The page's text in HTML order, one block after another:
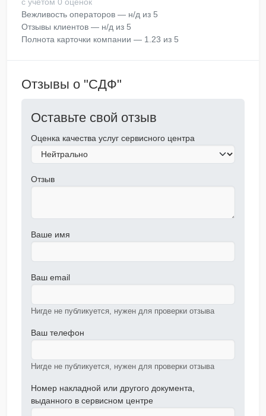
Вежливость операторов — н/д из 5
Отзывы клиентов — н/д из 5
Полнота карточки компании — 1.23 из 5
Отзывы о "СДФ"
Оставьте свой отзыв
Оценка качества услуг сервисного центра
Отзыв
Ваше имя
Ваш email
Нигде не публикуется, нужен для проверки отзыва
Ваш телефон
Нигде не публикуется, нужен для проверки отзыва
Номер накладной или другого документа,
выданного в сервисном центре